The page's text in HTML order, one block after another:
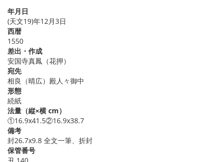
年月日
(天文19)年12月3日
西暦
1550
差出・作成
安国寺真鳳（花押）
宛先
相良（晴広）殿人々御中
形態
続紙
法量（縦×横 cm）
①16.9x41.5②16.9x38.7
備考
封26.7x9.8 全文一筆、折封
保管番号